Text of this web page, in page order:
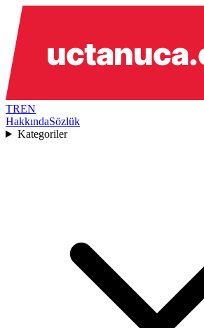
TREN
HakkındaSözlük
Kategoriler